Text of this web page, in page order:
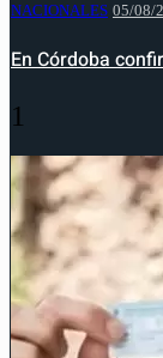
NACIONALES 05/08/
En Córdoba
1